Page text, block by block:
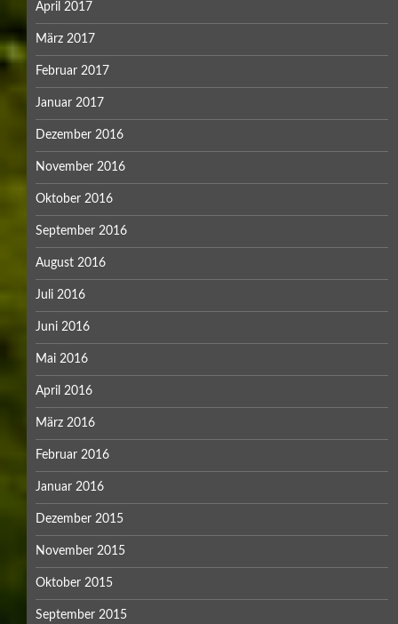
April 2017
März 2017
Februar 2017
Januar 2017
Dezember 2016
November 2016
Oktober 2016
September 2016
August 2016
Juli 2016
Juni 2016
Mai 2016
April 2016
März 2016
Februar 2016
Januar 2016
Dezember 2015
November 2015
Oktober 2015
September 2015